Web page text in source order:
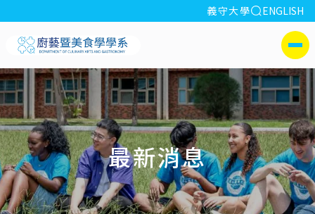
:::
義守大學 全站搜索
ENGLISH
側選單
最新消息